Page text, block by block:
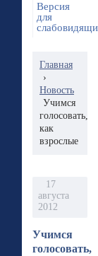
Версия
для
Главная
›
Новость
Учимся
голосовать,
как
взрослые
17
августа
2012
Учимся
голосовать,